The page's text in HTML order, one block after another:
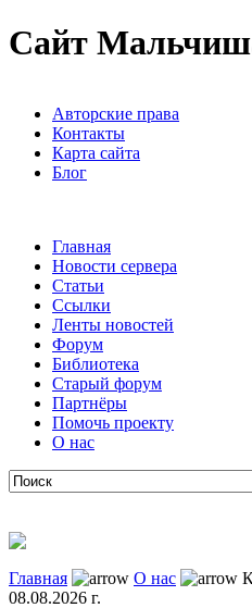
Сайт
Авторские права
Контакты
Карта сайта
Блог
Главная
Новости сервера
Статьи
Ссылки
Ленты новостей
Форум
Библиотека
Старый форум
Партнёры
Помочь проекту
О нас
Главная О нас
08.08.2026 г.